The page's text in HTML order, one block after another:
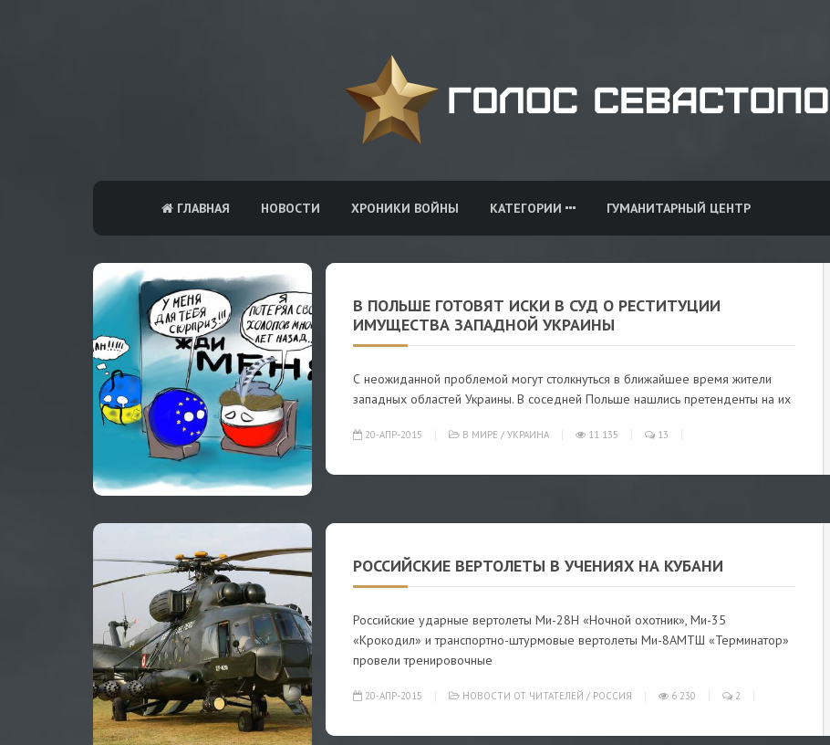
ГЛАВНАЯ НОВОСТИ ХРОНИКИ ВОЙНЫ КАТЕГОРИИ ГУМАНИТАРНЫЙ ЦЕНТР
В ПОЛЬШЕ ГОТОВЯТ ИСКИ В СУД О РЕСТИТУЦИИ
ИМУЩЕСТВА ЗАПАДНОЙ УКРАИНЫ
С неожиданной проблемой могут столкнуться в ближайшее время жители
западных областей Украины. В соседней Польше нашлись претенденты на их
20-АПР-2015 В МИРЕ / УКРАИНА 11 135 13
РОССИЙСКИЕ ВЕРТОЛЕТЫ В УЧЕНИЯХ НА КУБАНИ
Российские ударные вертолеты Ми-28Н «Ночной охотник», Ми-35
«Крокодил» и транспортно-штурмовые вертолеты Ми-8АМТШ «Терминатор»
провели тренировочные
20-АПР-2015 НОВОСТИ ОТ ЧИТАТЕЛЕЙ / РОССИЯ 6 230 2